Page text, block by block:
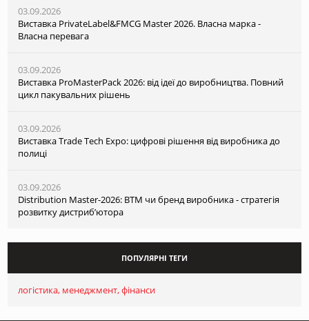
03.09.2026
Виставка PrivateLabel&FMCG Master 2026. Власна марка -
Власна перевага
03.09.2026
Виставка ProMasterPack 2026: від ідеї до виробництва. Повний
цикл пакувальних рішень
03.09.2026
Виставка Trade Tech Expo: цифрові рішення від виробника до
полиці
03.09.2026
Distribution Master-2026: ВТМ чи бренд виробника - стратегія
розвитку дистриб’ютора
ПОПУЛЯРНІ ТЕГИ
логістика менеджмент фінанси